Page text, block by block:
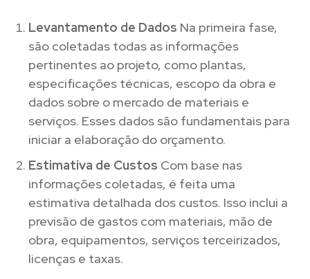
Levantamento de Dados Na primeira fase,
são coletadas todas as informações
pertinentes ao projeto, como plantas,
especificações técnicas, escopo da obra e
dados sobre o mercado de materiais e
serviços. Esses dados são fundamentais para
iniciar a elaboração do orçamento.
Estimativa de Custos Com base nas
informações coletadas, é feita uma
estimativa detalhada dos custos. Isso inclui a
previsão de gastos com materiais, mão de
obra, equipamentos, serviços terceirizados,
licenças e taxas.